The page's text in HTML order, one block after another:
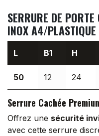
SERRURE DE
INOX A4/PLASTIQUE
L B1 H
50 12 24
Serrure Cachée
Offrez une sécurité
avec cette serrure